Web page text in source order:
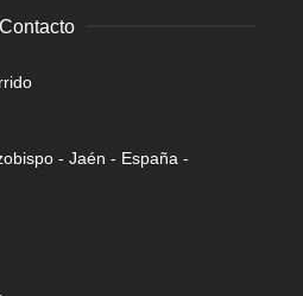
Contacto
- Jaén - España -